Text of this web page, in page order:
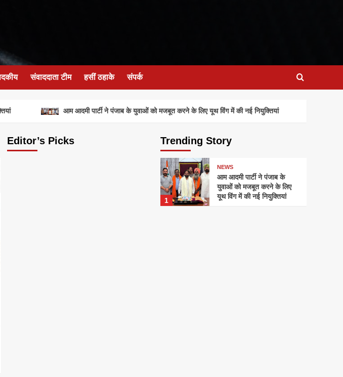
संवाददाता टीम हसीं ठहाके संपर्क
आम आदमी पार्टी ने पंजाब के युवाओं को मजबूत करने के लिए यूथ विंग में की नई नियुक्तियां
Editor’s Picks Trending Story
1
NEWS
आम आदमी पार्टी ने पंजाब के
युवाओं को मजबूत करने के लिए
यूथ विंग में की नई नियुक्तियां